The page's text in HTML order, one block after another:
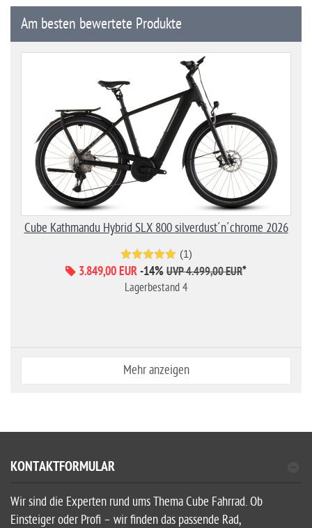
Am besten bewertete Produkte
Cube Kathmandu Hybrid SLX 800 silverdust´n´chrome 2026
(1)
3.849,00 EUR-14% UVP 4.499,00 EUR*
Lagerbestand 4
Mehr anzeigen
KONTAKTFORMULAR
Wir sind die Experten rund ums Thema Cube Fahrrad. Ob
Einsteiger oder Profi – wir finden das passende Rad,